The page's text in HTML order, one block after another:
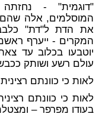
"דוגמית" - נחזתה
המוסלמים, אלה שהם
את הדת ל"דת"
המקרים - ייערף
יוטבעו בכלוב עד
עולם רשע ושותק
לאות כי כוונתם
לאות כי כוונתם
בעודו מפרפר –